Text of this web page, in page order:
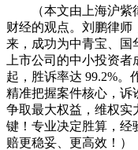
（本文由上海沪紫律
财经的观点。刘鹏律师
来，成功为中青宝、国
上市公司的中小投资
起，胜诉率达 99.2%
精准把握案件核心，诉
争取最大权益，维权实
键！专业决定胜算，经
赔更稳妥、更高效！）